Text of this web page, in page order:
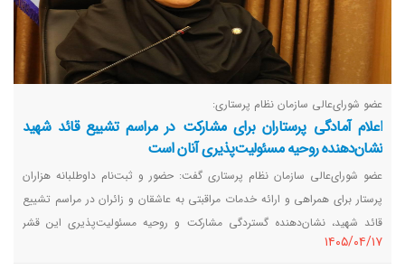
عضو شورای‌عالی سازمان نظام پرستاری:
اعلام آمادگی پرستاران برای مشارکت در مراسم تشییع قائد شهید
نشان‌دهنده روحیه مسئولیت‌پذیری آنان است
عضو شورای‌عالی سازمان نظام پرستاری گفت: حضور و ثبت‌نام داوطلبانه هزاران
پرستار برای همراهی و ارائه خدمات مراقبتی به عاشقان و زائران در مراسم تشییع
قائد شهید، نشان‌دهنده گستردگی مشارکت و روحیه مسئولیت‌پذیری این قشر
خدمت‌گزار است.
١٤٠٥/٠٤/١٧